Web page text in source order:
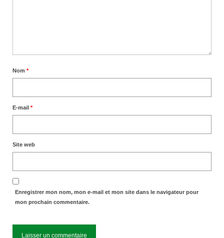
Nom *
E-mail *
Site web
Enregistrer mon nom, mon e-mail et mon site dans le navigateur pour
mon prochain commentaire.